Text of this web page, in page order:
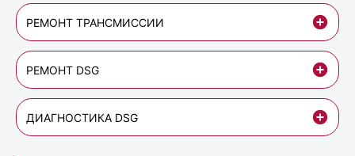
РЕМОНТ ТРАНСМИССИИ
РЕМОНТ DSG
ДИАГНОСТИКА DSG